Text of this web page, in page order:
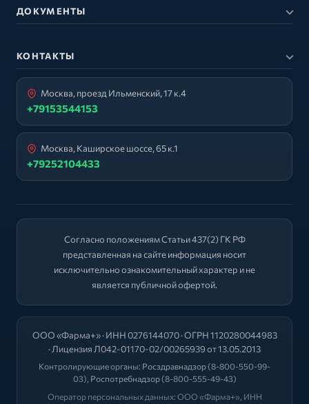
ДОКУМЕНТЫ
КОНТАКТЫ
Москва, проезд Ильменский, 17 к.4
+79153544153
Москва, Каширское шоссе, 65 к.1
+79252104433
Согласно положениям Статьи 437(2) ГК РФ
представленная на сайте информация носит
исключительно ознакомительный характер и не
является публичной офертой.
ООО «Фарма+» · ИНН 0276144070 · ОГРН 1120280044983
· Лицензия Л042-01170-02/00265939 от 13.05.2013
Контролирующие органы: Росздравнадзор(8-800-550-99-
03), Роспотребнадзор(8-800-555-49-43)
Оператор персональных данных: ООО «Фарма+», ИНН